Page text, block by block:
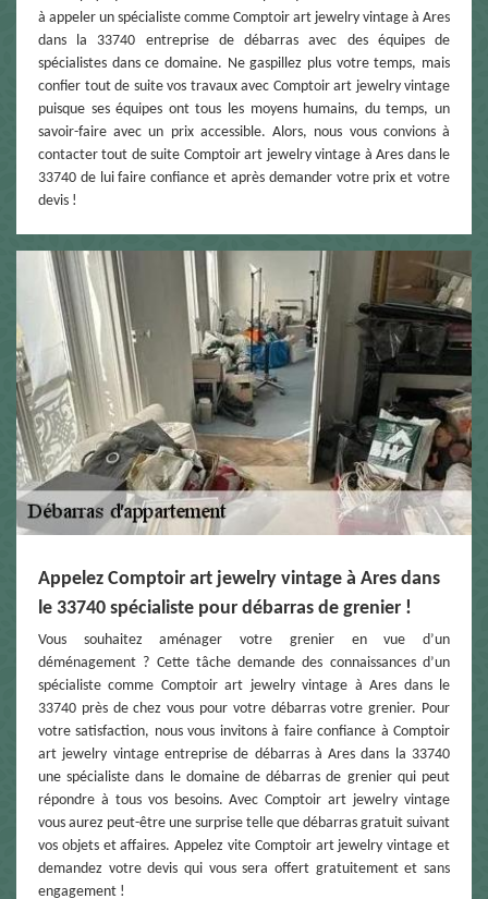
à appeler un spécialiste comme Comptoir art jewelry vintage à Ares
dans la 33740 entreprise de débarras avec des équipes de
spécialistes dans ce domaine. Ne gaspillez plus votre temps, mais
confier tout de suite vos travaux avec Comptoir art jewelry vintage
puisque ses équipes ont tous les moyens humains, du temps, un
savoir-faire avec un prix accessible. Alors, nous vous convions à
contacter tout de suite Comptoir art jewelry vintage à Ares dans le
33740 de lui faire confiance et après demander votre prix et votre
devis !
Appelez Comptoir art jewelry vintage à Ares dans
le 33740 spécialiste pour débarras de grenier !
Vous souhaitez aménager votre grenier en vue d’un
déménagement ? Cette tâche demande des connaissances d’un
spécialiste comme Comptoir art jewelry vintage à Ares dans le
33740 près de chez vous pour votre débarras votre grenier. Pour
votre satisfaction, nous vous invitons à faire confiance à Comptoir
art jewelry vintage entreprise de débarras à Ares dans la 33740
une spécialiste dans le domaine de débarras de grenier qui peut
répondre à tous vos besoins. Avec Comptoir art jewelry vintage
vous aurez peut-être une surprise telle que débarras gratuit suivant
vos objets et affaires. Appelez vite Comptoir art jewelry vintage et
demandez votre devis qui vous sera offert gratuitement et sans
engagement !